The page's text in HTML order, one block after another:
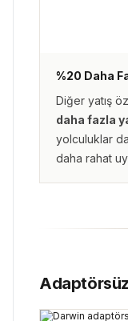
%20 Daha
Diğer yatış
daha fazla
yolculuklar
daha rahat